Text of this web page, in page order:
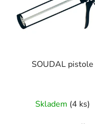
SOUDAL pistole
Skladem (4 ks)